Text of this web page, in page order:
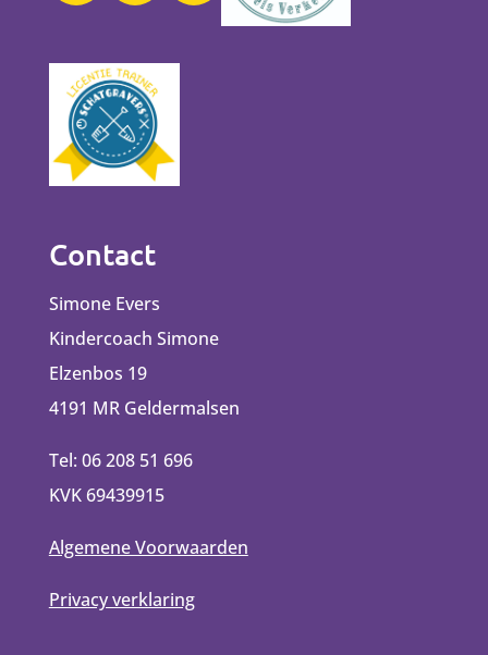
Contact
Simone Evers
Kindercoach Simone
Elzenbos 19
4191 MR Geldermalsen
Tel: 06 208 51 696
KVK 69439915
Algemene Voorwaarden
Privacy verklaring